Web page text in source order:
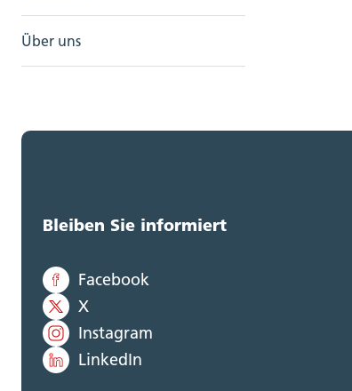
Über uns
Bleiben Sie informiert
Facebook
X
Instagram
LinkedIn